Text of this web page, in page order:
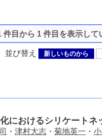
件目から 1 件目を表示して
び替え 新しいものから
におけるシリケートネ
・ 津村大志 ・ 菊地英一 ・